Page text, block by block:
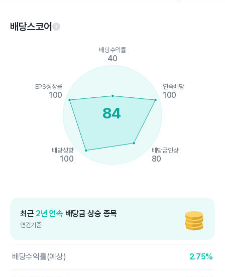
배당스코어
The chart has 1 X axis displaying categories.
The chart has 1 Y axis displaying values. Data ranges from 40
84
배당수익률
40
연속배당
100
배당금인상
80
배당성향
100
EPS성장률
100
최근 2년 연속 배당금 상승 종목
연간기준
배당수익률(예상) 2.75%